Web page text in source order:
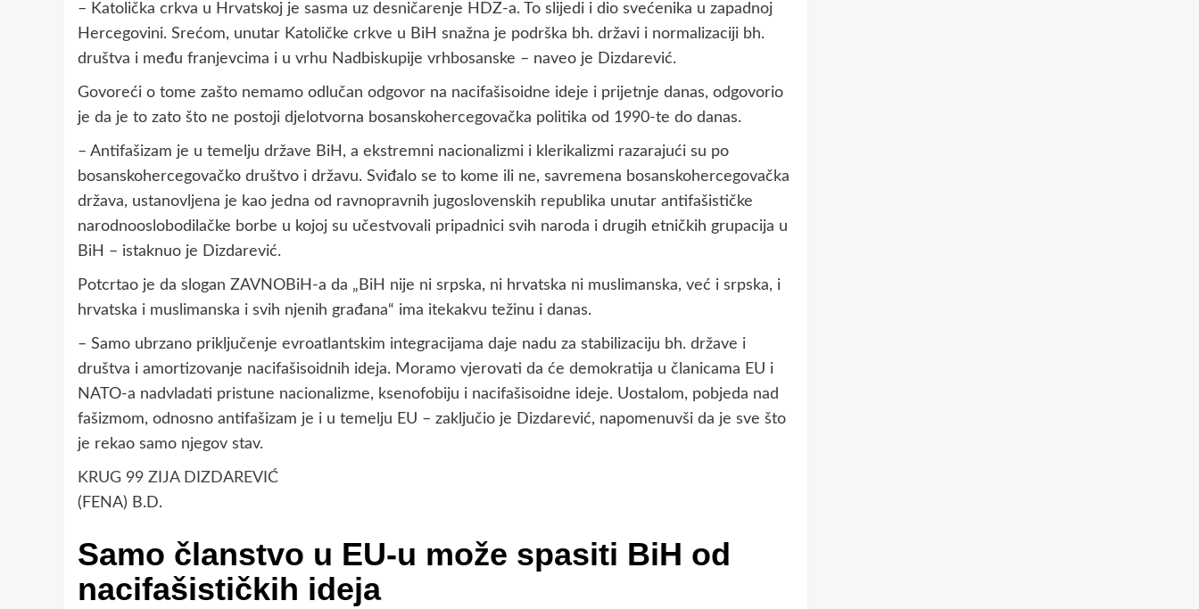
– Katolička crkva u Hrvatskoj je sasma uz desničarenje HDZ-a. To slijedi i dio svećenika u zapadnoj
Hercegovini. Srećom, unutar Katoličke crkve u BiH snažna je podrška bh. državi i normalizaciji bh.
društva i među franjevcima i u vrhu Nadbiskupije vrhbosanske – naveo je Dizdarević.
Govoreći o tome zašto nemamo odlučan odgovor na nacifašisoidne ideje i prijetnje danas, odgovorio
je da je to zato što ne postoji djelotvorna bosanskohercegovačka politika od 1990-te do danas.
– Antifašizam je u temelju države BiH, a ekstremni nacionalizmi i klerikalizmi razarajući su po
bosanskohercegovačko društvo i državu. Sviđalo se to kome ili ne, savremena bosanskohercegovačka
država, ustanovljena je kao jedna od ravnopravnih jugoslovenskih republika unutar antifašističke
narodnooslobodilačke borbe u kojoj su učestvovali pripadnici svih naroda i drugih etničkih grupacija u
BiH – istaknuo je Dizdarević.
Potcrtao je da slogan ZAVNOBiH-a da „BiH nije ni srpska, ni hrvatska ni muslimanska, već i srpska, i
hrvatska i muslimanska i svih njenih građana“ ima itekakvu težinu i danas.
– Samo ubrzano priključenje evroatlantskim integracijama daje nadu za stabilizaciju bh. države i
društva i amortizovanje nacifašisoidnih ideja. Moramo vjerovati da će demokratija u članicama EU i
NATO-a nadvladati pristune nacionalizme, ksenofobiju i nacifašisoidne ideje. Uostalom, pobjeda nad
fašizmom, odnosno antifašizam je i u temelju EU – zaključio je Dizdarević, napomenuvši da je sve što
je rekao samo njegov stav.
KRUG 99 ZIJA DIZDAREVIĆ
(FENA) B.D.
Samo članstvo u EU-u može spasiti BiH od
nacifašističkih ideja